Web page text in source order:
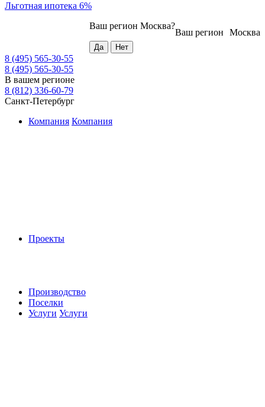
Льготная ипотека 6%
Москва
Ваш регион
Ваш регион Москва?
8 (495) 565-30-55
8 (495) 565-30-55
В вашем регионе
8 (812) 336-60-79
Санкт-Петербург
Компания Компания
Проекты
Производство
Поселки
Услуги Услуги